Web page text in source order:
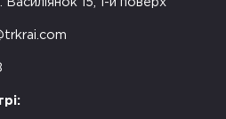
Василіянок 15, 1-й поверх